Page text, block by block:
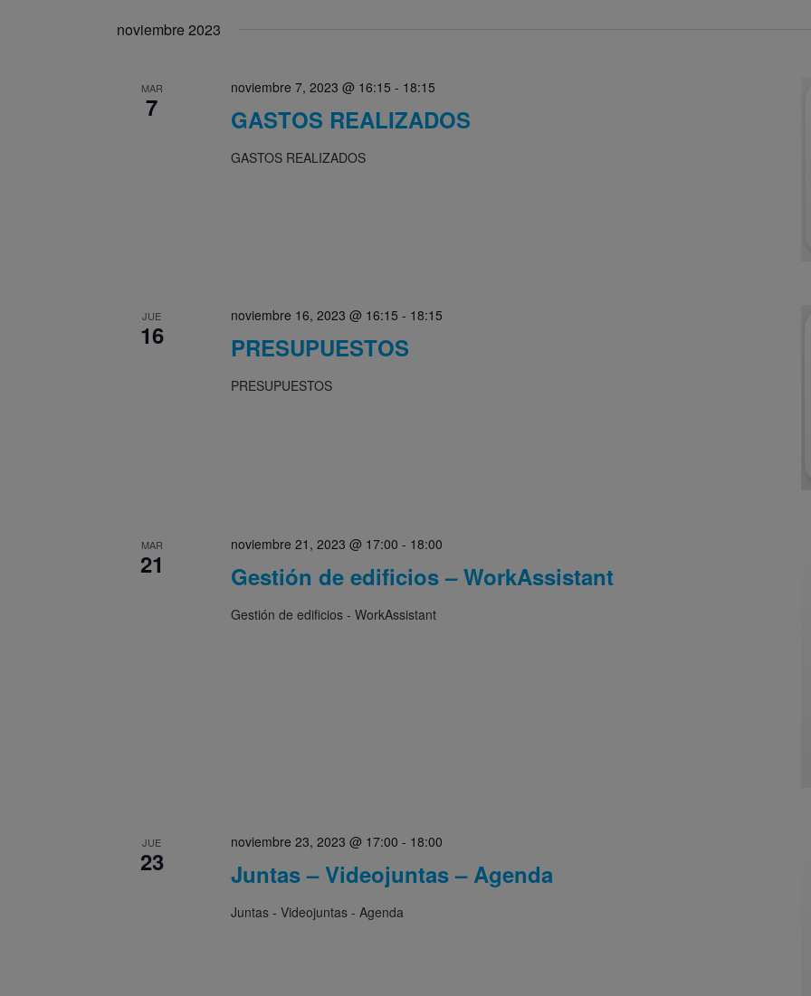
noviembre 2023
MAR
7
noviembre 7, 2023 @ 16:15 - 18:15
GASTOS REALIZADOS
GASTOS REALIZADOS
JUE
16
noviembre 16, 2023 @ 16:15 - 18:15
PRESUPUESTOS
PRESUPUESTOS
MAR
21
noviembre 21, 2023 @ 17:00 - 18:00
Gestión de edificios – WorkAssistant
Gestión de edificios - WorkAssistant
JUE
23
noviembre 23, 2023 @ 17:00 - 18:00
Juntas – Videojuntas – Agenda
Juntas - Videojuntas - Agenda